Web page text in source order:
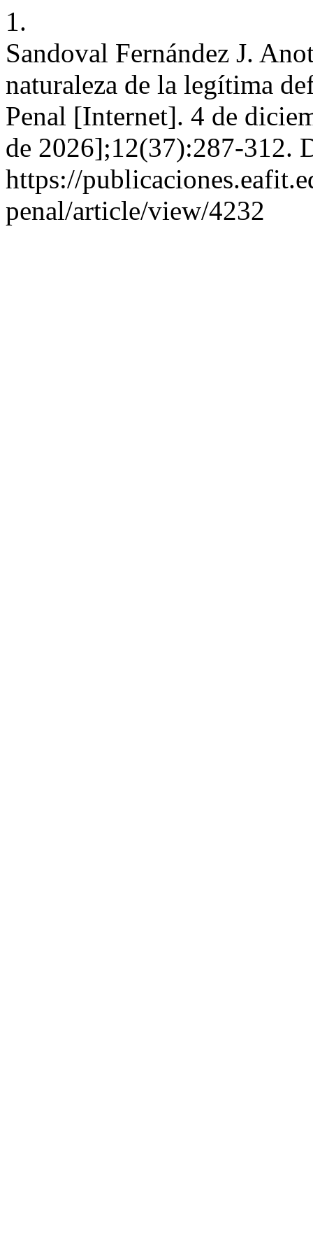
1.
Sandoval Fernández J.
naturaleza de la legítima
Penal [Internet]. 4 de
de 2026];12(37):287-312.
https://
penal/article/view/4232